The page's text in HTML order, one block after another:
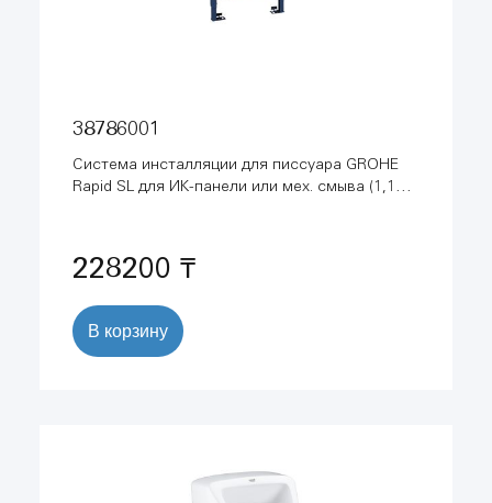
38786001
Система инсталляции для писсуара GROHE
Rapid SL для ИК-панели или мех. смыва (1,13 м
228200 ₸
В корзину